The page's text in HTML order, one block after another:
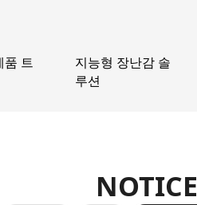
품 트
지능형 장난감 솔
루션
NOTICE